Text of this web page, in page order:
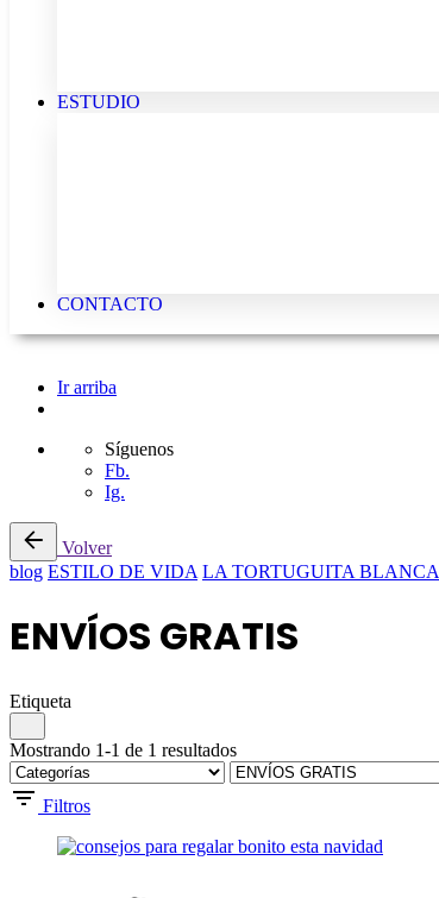
ESTUDIO
CONTACTO
Ir arriba
Síguenos
Fb.
Ig.
Volver
blog ESTILO DE VIDA LA TORTUGUITA BLANCA
ENVÍOS GRATIS
Etiqueta
Mostrando 1-1 de 1 resultados
Filtros